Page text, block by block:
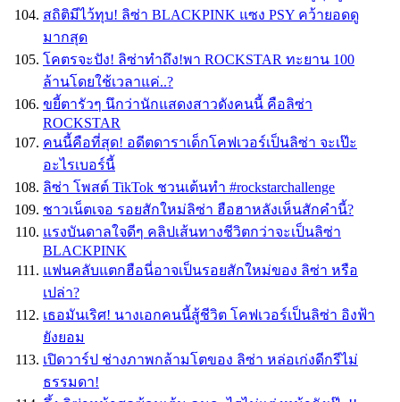
สถิติมีไว้ทุบ! ลิซ่า BLACKPINK แซง PSY คว้ายอดดู
มากสุด
โคตรจะปัง! ลิซ่าทำถึง!พา ROCKSTAR ทะยาน 100
ล้านโดยใช้เวลาแค่..?
ขยี้ตารัวๆ นึกว่านักแสดงสาวดังคนนี้ คือลิซ่า
ROCKSTAR
คนนี้คือที่สุด! อดีตดาราเด็กโคฟเวอร์เป็นลิซ่า จะเป๊ะ
อะไรเบอร์นี้
ลิซ่า โพสต์ TikTok ชวนเต้นทำ #rockstarchallenge
ชาวเน็ตเจอ รอยสักใหม่ลิซ่า ฮือฮาหลังเห็นสักคำนี้?
แรงบันดาลใจดีๆ คลิปเส้นทางชีวิตกว่าจะเป็นลิซ่า
BLACKPINK
แฟนคลับแตกฮือนี่อาจเป็นรอยสักใหม่ของ ลิซ่า หรือ
เปล่า?
เธอมันเริศ! นางเอกคนนี้สู้ชีวิต โคฟเวอร์เป็นลิซ่า อิงฟ้า
ยังยอม
เปิดวาร์ป ช่างภาพกล้ามโตของ ลิซ่า หล่อเก่งดีกรีไม่
ธรรมดา!